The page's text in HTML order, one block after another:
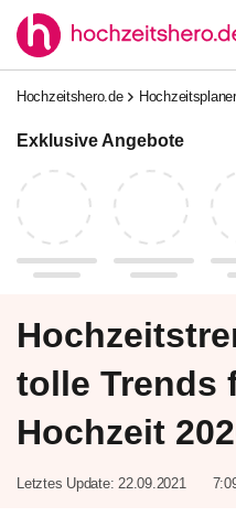
Hochzeitshero.de Hochzeitsplaner
Exklusive Angebote
tolle Trends
Hochzeit
Letztes Update: 22.09.2021